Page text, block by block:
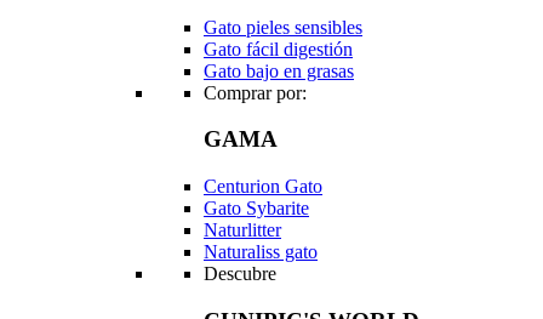
Gato pieles sensibles
Gato fácil digestión
Gato bajo en grasas
Comprar por:
GAMA
Centurion Gato
Gato Sybarite
Naturlitter
Naturaliss gato
Descubre